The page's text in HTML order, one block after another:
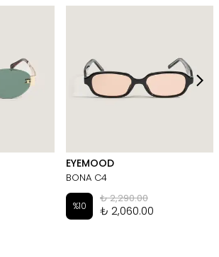
EYEMOOD
BONA C4
%10
₺ 2,290.00
₺ 2,060.00